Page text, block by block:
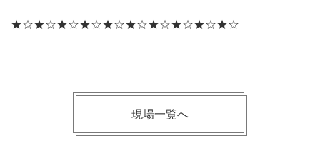
★☆★☆★☆★☆★☆★☆★☆★☆★☆★☆
現場一覧へ